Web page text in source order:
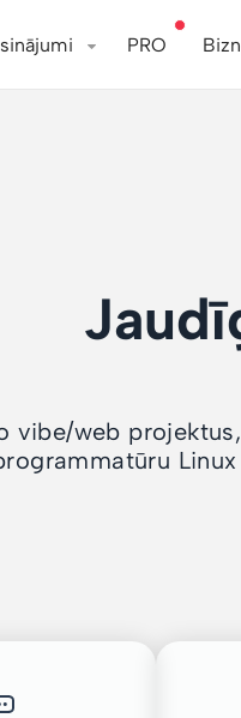
PRO
vibe/web